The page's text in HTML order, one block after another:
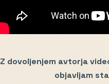
Z dovoljenjem avtorja
objavljam